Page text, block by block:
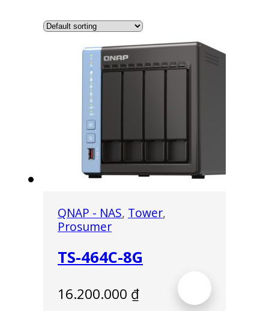
QNAP - NAS, Tower,
Prosumer
TS-464C-8G
16.200.000 ₫